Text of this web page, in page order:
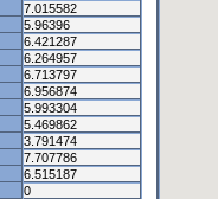
7.015582
5.96396
6.421287
6.264957
6.713797
6.956874
5.993304
5.469862
3.791474
7.707786
6.515187
0